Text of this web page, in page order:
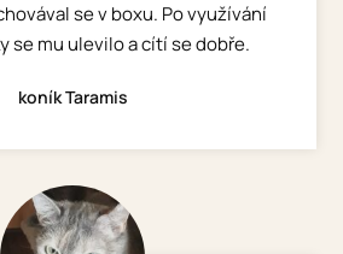
se v boxu. Po využívání
se mu ulevilo a cítí se dobře.
koník Taramis